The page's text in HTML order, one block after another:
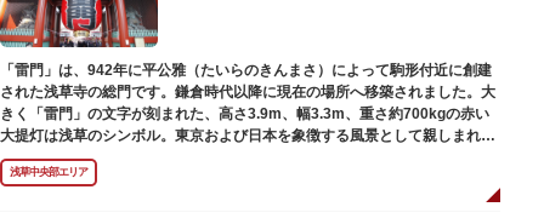
「雷門」は、942年に平公雅（たいらのきんまさ）によって駒形付近に創建
された浅草寺の総門です。鎌倉時代以降に現在の場所へ移築されました。大
きく「雷門」の文字が刻まれた、高さ3.9m、幅3.3m、重さ約700kgの赤い
大提灯は浅草のシンボル。東京および日本を象徴する風景として親しまれ、
フォトスポットとしても国内外の観光客を魅了し続けています。
提灯の底部に施された見事な龍の彫刻や、門の北側（風神雷神の背後）に安
置されている浅草寺の護法善神「天龍像」と「金龍像」も見どころ。正式名
浅草中央部エリア